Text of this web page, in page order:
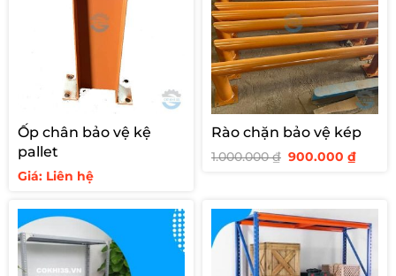
Ốp chân bảo vệ kệ
pallet
Giá: Liên hệ
Rào chặn bảo vệ kép
1.000.000₫ Giá
900.000₫Giá